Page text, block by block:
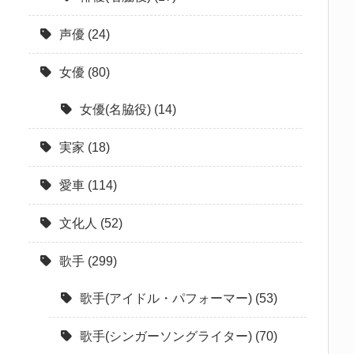
声優 (24)
女優 (80)
女優(名脇役) (14)
実家 (18)
愛車 (114)
文化人 (52)
歌手 (299)
歌手(アイドル・パフォーマー) (53)
歌手(シンガーソングライター) (70)